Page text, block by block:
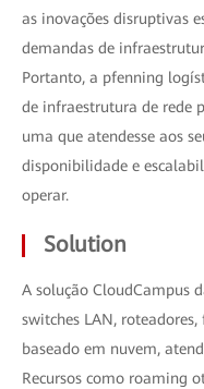
as inovações disruptivas
demandas de
Portanto, a pfenning
de infraestrutura de rede
uma que atendesse aos
disponibilidade e
operar.
Solution
A solução CloudCampus
switches LAN,
baseado em nuvem,
Recursos como roaming